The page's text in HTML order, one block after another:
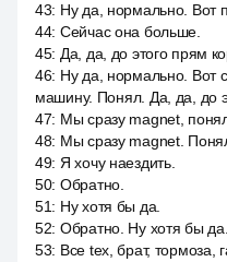
43: Ну да, нормально. Вот
44: Сейчас она больше.
45: Да, да, до этого прям
46: Ну да, нормально. Вот
машину. Понял. Да, да, до
47: Мы сразу magnet,
48: Мы сразу magnet.
49: Я хочу наездить.
50: Обратно.
51: Ну хотя бы да.
52: Обратно. Ну хотя бы да.
53: Все tex, брат, тормоза,